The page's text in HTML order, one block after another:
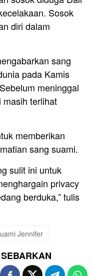
Sosok
diri dalam
sang
pada Kamis
meninggal
masih terlihat
memberikan
sang suami.
sulit ini untuk
privacy
berduka,” tulis
Jennifer
SEBARKAN